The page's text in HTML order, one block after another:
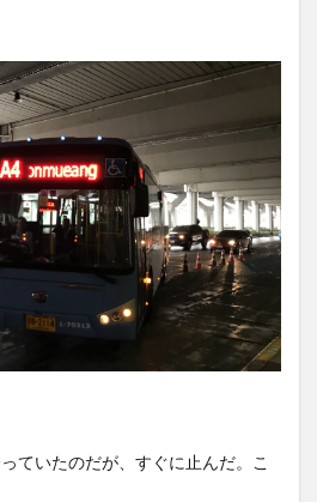
ていたのだが、すぐに止んだ。こ